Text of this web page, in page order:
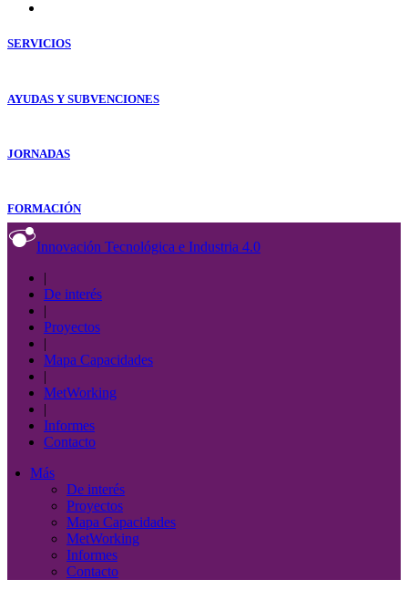
SERVICIOS
AYUDAS Y SUBVENCIONES
JORNADAS
FORMACIÓN
Innovación Tecnológica e Industria 4.0
|
De interés
|
Proyectos
|
Mapa Capacidades
|
MetWorking
|
Informes
Contacto
Más
De interés
Proyectos
Mapa Capacidades
MetWorking
Informes
Contacto